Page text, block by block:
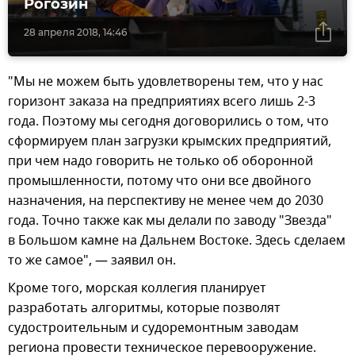
28 апреля 2018, 14:46
Рогозин
"Мы не можем быть удовлетворены тем, что у нас
горизонт заказа на предприятиях всего лишь 2-3
года. Поэтому мы сегодня договорились о том, что
сформируем план загрузки крымских предприятий,
при чем надо говорить не только об оборонной
промышленности, потому что они все двойного
назначения, на перспективу не менее чем до 2030
года. Точно также как мы делали по заводу "Звезда"
в Большом камне на Дальнем Востоке. Здесь сделаем
то же самое", — заявил он.
Кроме того, морская коллегия планирует
разработать алгоритмы, которые позволят
судостроительным и судоремонтным заводам
региона провести техническое перевооружение.